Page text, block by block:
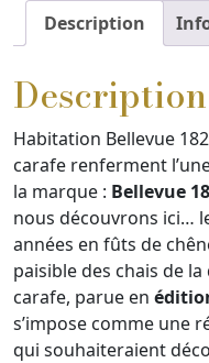
carafe
-
ans
Description
Description
Habitation Bellevue
carafe renferment
la marque : Bellevue
nous découvrons ici…
années en fûts de
paisible des chais de
carafe, parue en
s’impose comme une
qui souhaiteraient